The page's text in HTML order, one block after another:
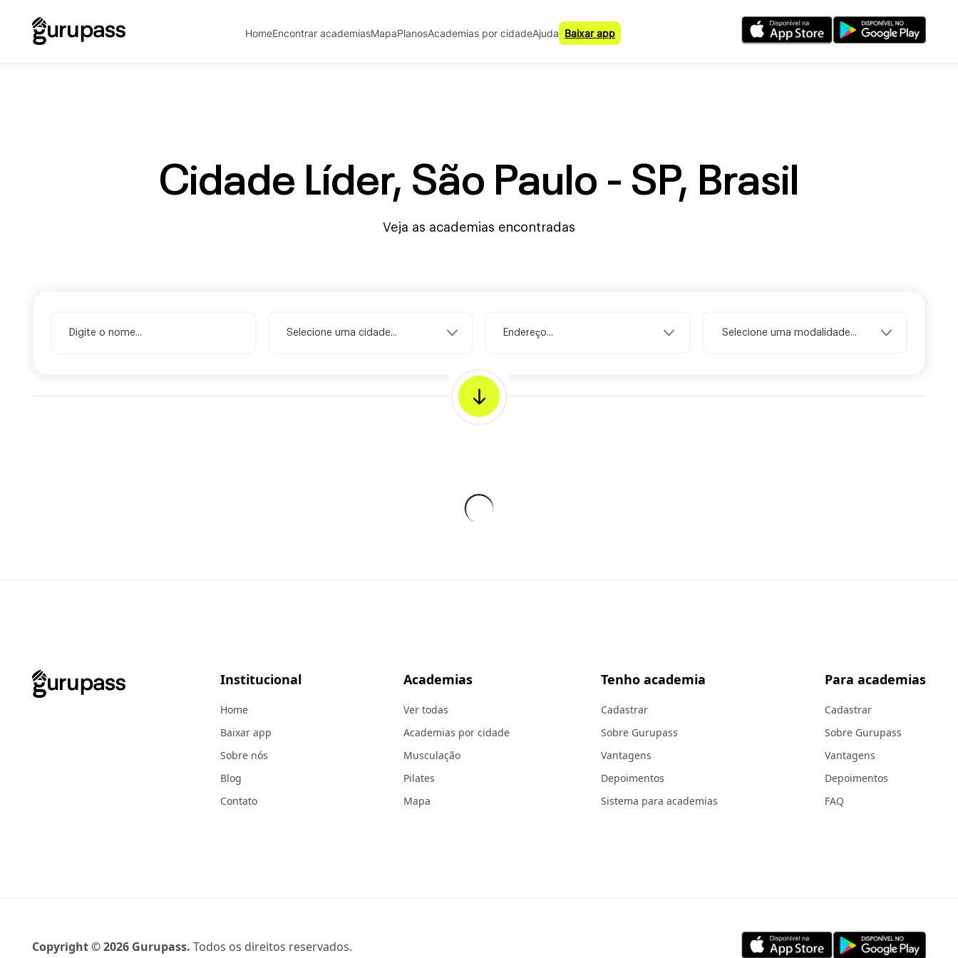
HomeEncontrar academiasMapaPlanosAcademias por cidadeAjuda Baixar app
Cidade Líder, São Paulo - SP, Brasil
Veja as academias encontradas
Selecione uma modalidade...
Institucional
Home
Baixar app
Sobre nós
Blog
Contato
Academias
Ver todas
Academias por cidade
Musculação
Pilates
Mapa
Tenho academia
Cadastrar
Sobre Gurupass
Vantagens
Depoimentos
Sistema para academias
Para academias
Cadastrar
Sobre Gurupass
Vantagens
Depoimentos
FAQ
Copyright ©2026 Gurupass. Todos os direitos reservados.